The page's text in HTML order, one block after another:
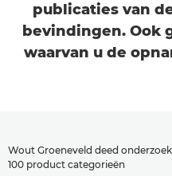
publicaties van
bevindingen. Ook
waarvan u de
Wout Groeneveld deed
100 product categorieën